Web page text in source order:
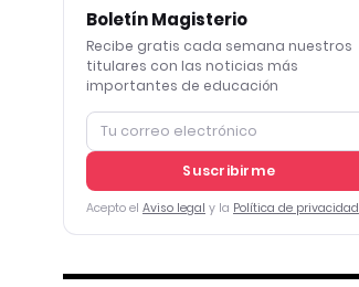
Boletín Magisterio
Recibe gratis cada semana nuestros
titulares con las noticias más
importantes de educación
Suscribirme
Acepto el Aviso legal y la Política de privacidad